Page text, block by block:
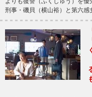
刑事・磯貝（横山裕）と第六